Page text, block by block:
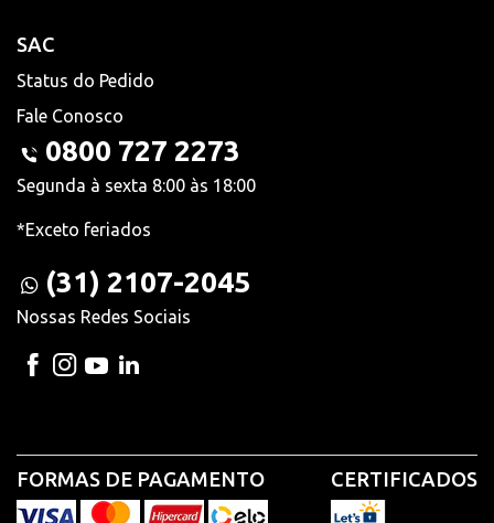
SAC
Status do Pedido
Fale Conosco
0800 727 2273
Segunda à sexta 8:00 às 18:00
*Exceto feriados
(31) 2107-2045
Nossas Redes Sociais
FORMAS DE PAGAMENTO CERTIFICADOS